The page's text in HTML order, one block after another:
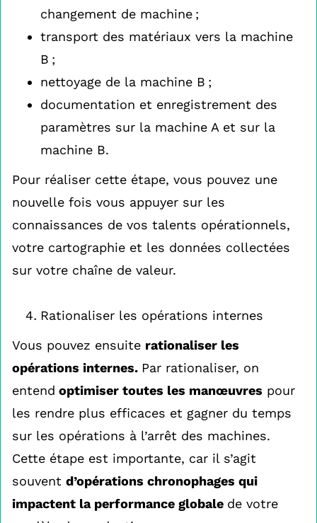
changement de machine ;
transport des matériaux vers la machine
B ;
nettoyage de la machine B ;
documentation et enregistrement des
paramètres sur la machine A et sur la
machine B.
Pour réaliser cette étape, vous pouvez une
nouvelle fois vous appuyer sur les
connaissances de vos talents opérationnels,
votre cartographie et les données collectées
sur votre chaîne de valeur.
Rationaliser les opérations internes
Vous pouvez ensuite rationaliser les
opérations internes. Par rationaliser, on
entend optimiser toutes les manœuvres pour
les rendre plus efficaces et gagner du temps
sur les opérations à l’arrêt des machines.
Cette étape est importante, car il s’agit
souvent d’opérations chronophages qui
impactent la performance globale de votre